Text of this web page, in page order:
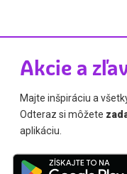
Akcie a
Majte inšpiráciu a
Odteraz si môžete
aplikáciu.